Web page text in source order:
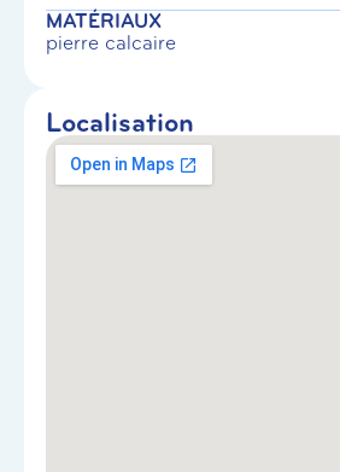
MATÉRIAUX
pierre calcaire
Localisation